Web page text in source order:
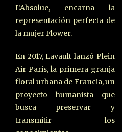
L’Absolue, encarna la
representación perfecta de
la mujer Flower.
En 2017, Lavault lanzó Plein
Air Paris, la primera granja
floral urbana de Francia, un
proyecto humanista que
busca preservar y
transmitir los